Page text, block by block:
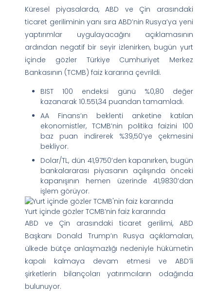
Küresel piyasalarda, ABD ve Çin arasındaki
ticaret geriliminin yanı sıra ABD’nin Rusya’ya yeni
yaptırımlar uygulayacağını açıklamasının
ardından negatif bir seyir izlenirken, bugün yurt
içinde gözler Türkiye Cumhuriyet Merkez
Bankasının (TCMB) faiz kararına çevrildi.
BIST 100 endeksi günü %0,80 değer
kazanarak 10.551,34 puandan tamamladı.
AA Finans’ın beklenti anketine katılan
ekonomistler, TCMB’nin politika faizini 100
baz puan indirerek %39,50’ye çekmesini
bekliyor.
Dolar/TL, dün 41,9750’den kapanırken, bugün
bankalararası piyasanın açılışında önceki
kapanışının hemen üzerinde 41,9830’dan
işlem görüyor.
Yurt içinde gözler TCMB’nin faiz kararında
ABD ve Çin arasındaki ticaret gerilimi, ABD
Başkanı Donald Trump’ın Rusya açıklamaları,
ülkede bütçe anlaşmazlığı nedeniyle hükümetin
kapalı kalmaya devam etmesi ve ABD’li
şirketlerin bilançoları yatırımcıların odağında
bulunuyor.